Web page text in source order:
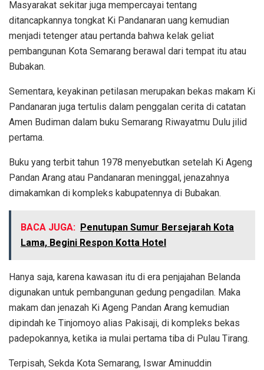
Masyarakat sekitar juga mempercayai tentang
ditancapkannya tongkat Ki Pandanaran uang kemudian
menjadi tetenger atau pertanda bahwa kelak geliat
pembangunan Kota Semarang berawal dari tempat itu atau
Bubakan.
Sementara, keyakinan petilasan merupakan bekas makam Ki
Pandanaran juga tertulis dalam penggalan cerita di catatan
Amen Budiman dalam buku Semarang Riwayatmu Dulu jilid
pertama.
Buku yang terbit tahun 1978 menyebutkan setelah Ki Ageng
Pandan Arang atau Pandanaran meninggal, jenazahnya
dimakamkan di kompleks kabupatennya di Bubakan.
BACA JUGA: Penutupan Sumur Bersejarah Kota
Lama, Begini Respon Kotta Hotel
Hanya saja, karena kawasan itu di era penjajahan Belanda
digunakan untuk pembangunan gedung pengadilan. Maka
makam dan jenazah Ki Ageng Pandan Arang kemudian
dipindah ke Tinjomoyo alias Pakisaji, di kompleks bekas
padepokannya, ketika ia mulai pertama tiba di Pulau Tirang.
Terpisah, Sekda Kota Semarang, Iswar Aminuddin